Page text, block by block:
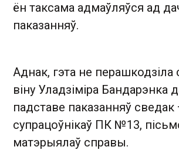
ён таксама адмаўляўся ад
паказанняў.
Аднак, гэта не перашкодзіла
віну Уладзіміра Бандарэнка
падставе паказанняў сведак
супрацоўнікаў ПК №13,
матэрыялаў справы.